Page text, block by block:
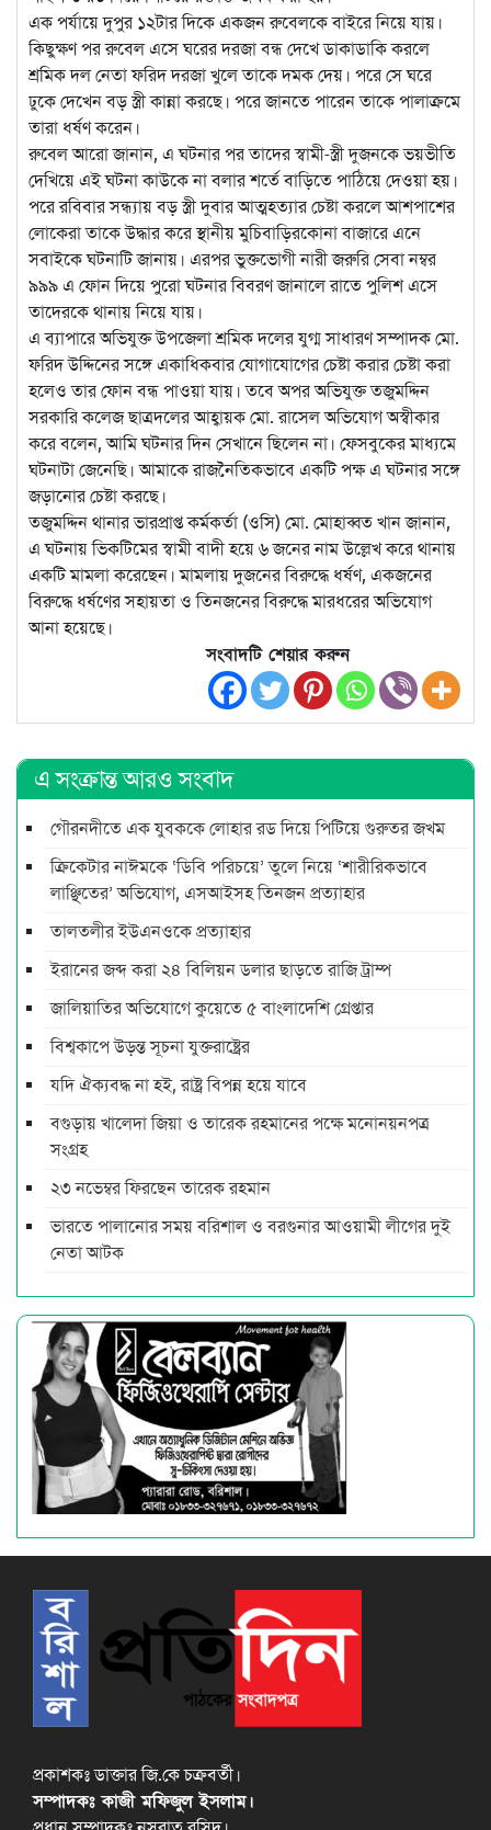
এক পর্যায়ে দুপুর ১২টার দিকে একজন রুবেলকে বাইরে নিয়ে যায়।
কিছুক্ষণ পর রুবেল এসে ঘরের দরজা বন্ধ দেখে ডাকাডাকি করলে
শ্রমিক দল নেতা ফরিদ দরজা খুলে তাকে দমক দেয়। পরে সে ঘরে
ঢুকে দেখেন বড় স্ত্রী কান্না করছে। পরে জানতে পারেন তাকে পালাক্রমে
তারা ধর্ষণ করেন।
রুবেল আরো জানান, এ ঘটনার পর তাদের স্বামী-স্ত্রী দুজনকে ভয়ভীতি
দেখিয়ে এই ঘটনা কাউকে না বলার শর্তে বাড়িতে পাঠিয়ে দেওয়া হয়।
পরে রবিবার সন্ধ্যায় বড় স্ত্রী দুবার আত্মহত্যার চেষ্টা করলে আশপাশের
লোকেরা তাকে উদ্ধার করে স্থানীয় মুচিবাড়িরকোনা বাজারে এনে
সবাইকে ঘটনাটি জানায়। এরপর ভুক্তভোগী নারী জরুরি সেবা নম্বর
৯৯৯ এ ফোন দিয়ে পুরো ঘটনার বিবরণ জানালে রাতে পুলিশ এসে
তাদেরকে থানায় নিয়ে যায়।
এ ব্যাপারে অভিযুক্ত উপজেলা শ্রমিক দলের যুগ্ম সাধারণ সম্পাদক মো.
ফরিদ উদ্দিনের সঙ্গে একাধিকবার যোগাযোগের চেষ্টা করার চেষ্টা করা
হলেও তার ফোন বন্ধ পাওয়া যায়। তবে অপর অভিযুক্ত তজুমদ্দিন
সরকারি কলেজ ছাত্রদলের আহ্বায়ক মো. রাসেল অভিযোগ অস্বীকার
করে বলেন, আমি ঘটনার দিন সেখানে ছিলেন না। ফেসবুকের মাধ্যমে
ঘটনাটা জেনেছি। আমাকে রাজনৈতিকভাবে একটি পক্ষ এ ঘটনার সঙ্গে
জড়ানোর চেষ্টা করছে।
তজুমদ্দিন থানার ভারপ্রাপ্ত কর্মকর্তা (ওসি) মো. মোহাব্বত খান জানান,
এ ঘটনায় ভিকটিমের স্বামী বাদী হয়ে ৬ জনের নাম উল্লেখ করে থানায়
একটি মামলা করেছেন। মামলায় দুজনের বিরুদ্ধে ধর্ষণ, একজনের
বিরুদ্ধে ধর্ষণের সহায়তা ও তিনজনের বিরুদ্ধে মারধরের অভিযোগ
আনা হয়েছে।
সংবাদটি শেয়ার করুন
এ সংক্রান্ত আরও সংবাদ
গৌরনদীতে এক যুবককে লোহার রড দিয়ে পিটিয়ে গুরুতর জখম
ক্রিকেটার নাঈমকে ‘ডিবি পরিচয়ে’ তুলে নিয়ে ‘শারীরিকভাবে
লাঞ্ছিতের’ অভিযোগ, এসআইসহ তিনজন প্রত্যাহার
তালতলীর ইউএনওকে প্রত্যাহার
ইরানের জব্দ করা ২৪ বিলিয়ন ডলার ছাড়তে রাজি ট্রাম্প
জালিয়াতির অভিযোগে কুয়েতে ৫ বাংলাদেশি গ্রেপ্তার
বিশ্বকাপে উড়ন্ত সূচনা যুক্তরাষ্ট্রের
যদি ঐক্যবদ্ধ না হই, রাষ্ট্র বিপন্ন হয়ে যাবে
বগুড়ায় খালেদা জিয়া ও তারেক রহমানের পক্ষে মনোনয়নপত্র
সংগ্রহ
২৩ নভেম্বর ফিরছেন তারেক রহমান
ভারতে পালানোর সময় ব‌রিশাল ও বরগুনার আওয়ামী লীগের দুই
নেতা আটক
প্রকাশকঃ ডাক্তার জি.কে চক্রবর্তী।
সম্পাদকঃ কাজী মফিজুল ইসলাম।